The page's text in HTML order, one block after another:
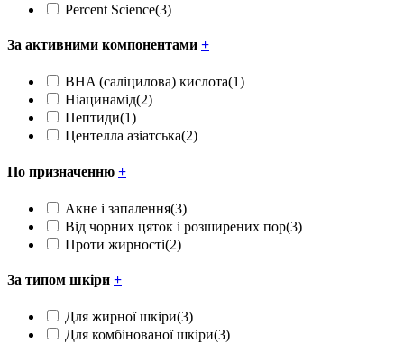
Percent Science(3)
За активними компонентами +
BHA (саліцилова) кислота(1)
Ніацинамід(2)
Пептиди(1)
Центелла азіатська(2)
По призначенню +
Акне і запалення(3)
Від чорних цяток і розширених пор(3)
Проти жирності(2)
За типом шкіри +
Для жирної шкіри(3)
Для комбінованої шкіри(3)